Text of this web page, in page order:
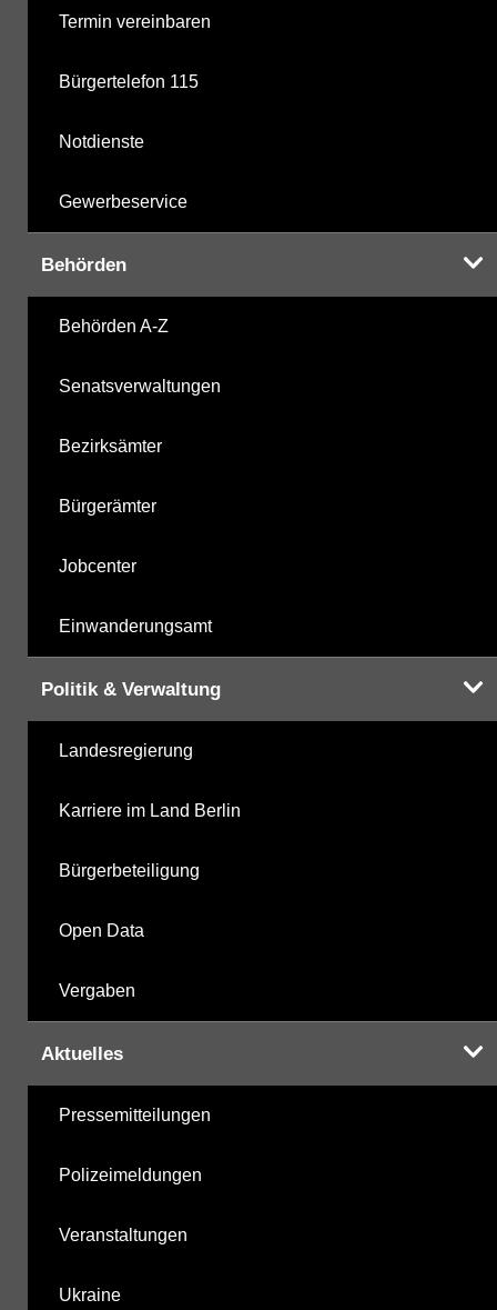
Termin vereinbaren
Bürgertelefon 115
Notdienste
Gewerbeservice
Behörden
Behörden A-Z
Senatsverwaltungen
Bezirksämter
Bürgerämter
Jobcenter
Einwanderungsamt
Politik & Verwaltung
Landesregierung
Karriere im Land Berlin
Bürgerbeteiligung
Open Data
Vergaben
Aktuelles
Pressemitteilungen
Polizeimeldungen
Veranstaltungen
Ukraine